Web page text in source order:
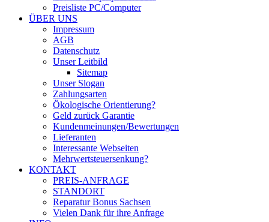
Preisliste PC/Computer
ÜBER UNS
Impressum
AGB
Datenschutz
Unser Leitbild
Sitemap
Unser Slogan
Zahlungsarten
Ökologische Orientierung?
Geld zurück Garantie
Kundenmeinungen/Bewertungen
Lieferanten
Interessante Webseiten
Mehrwertsteuersenkung?
KONTAKT
PREIS-ANFRAGE
STANDORT
Reparatur Bonus Sachsen
Vielen Dank für ihre Anfrage